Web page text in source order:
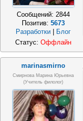
Сообщений: 2844
Позитив: 5673
Разработки
Блог
Статус: Оффлайн
marinasmirno
Смирнова Марина Юрьевна
(учитель филолог)